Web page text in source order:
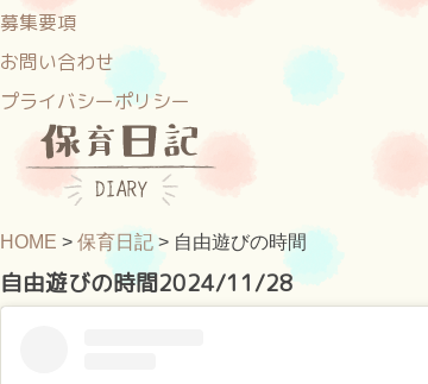
募集要項
お問い合わせ
プライバシーポリシー
HOME > 保育日記> 自由遊びの時間
自由遊びの時間2024/11/28